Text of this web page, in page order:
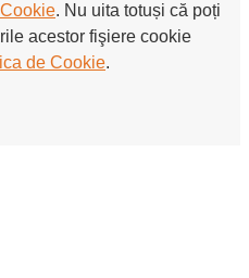
. Nu uita totuși că poți
acestor fişiere cookie
de Cookie.